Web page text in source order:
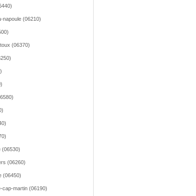
napoule (06210)
(06370)
(06530)
(06260)
(06450)
cap-martin (06190)